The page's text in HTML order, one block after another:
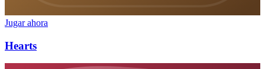
Jugar ahora
Hearts